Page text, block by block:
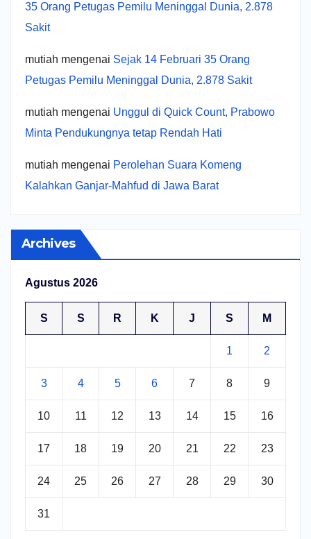
35 Orang Petugas Pemilu Meninggal Dunia, 2.878
Sakit
mutiah mengenai Sejak 14 Februari 35 Orang
Petugas Pemilu Meninggal Dunia, 2.878 Sakit
mutiah mengenai Unggul di Quick Count, Prabowo
Minta Pendukungnya tetap Rendah Hati
mutiah mengenai Perolehan Suara Komeng
Kalahkan Ganjar-Mahfud di Jawa Barat
Archives
Agustus 2026
S S R K J S M
1 2
3 4 5 6 7 8 9
10 11 12 13 14 15 16
17 18 19 20 21 22 23
24 25 26 27 28 29 30
31